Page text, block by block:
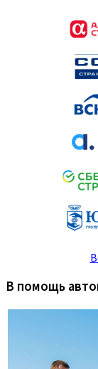
В помощь